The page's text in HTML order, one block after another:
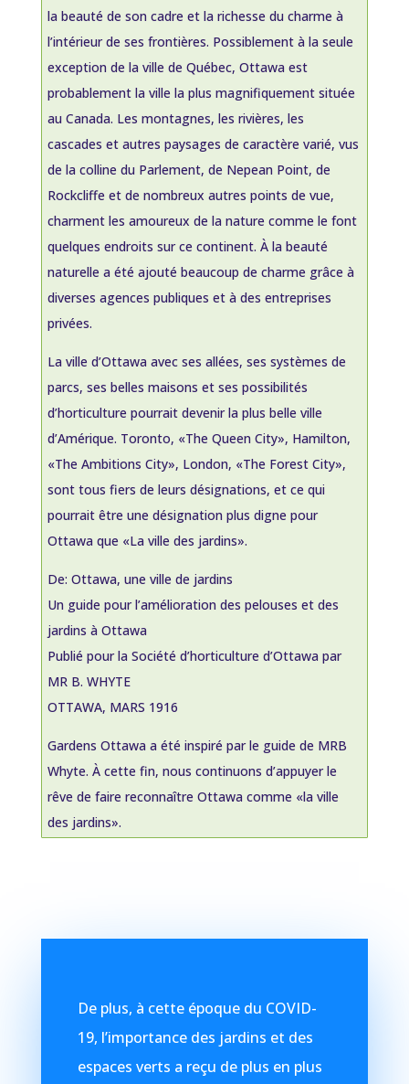
la beauté de son cadre et la richesse du charme à
l’intérieur de ses frontières. Possiblement à la seule
exception de la ville de Québec, Ottawa est
probablement la ville la plus magnifiquement située
au Canada. Les montagnes, les rivières, les
cascades et autres paysages de caractère varié, vus
de la colline du Parlement, de Nepean Point, de
Rockcliffe et de nombreux autres points de vue,
charment les amoureux de la nature comme le font
quelques endroits sur ce continent. À la beauté
naturelle a été ajouté beaucoup de charme grâce à
diverses agences publiques et à des entreprises
privées.
La ville d’Ottawa avec ses allées, ses systèmes de
parcs, ses belles maisons et ses possibilités
d’horticulture pourrait devenir la plus belle ville
d’Amérique. Toronto, «The Queen City», Hamilton,
«The Ambitions City», London, «The Forest City»,
sont tous fiers de leurs désignations, et ce qui
pourrait être une désignation plus digne pour
Ottawa que «La ville des jardins».
De: Ottawa, une ville de jardins
Un guide pour l’amélioration des pelouses et des
jardins à Ottawa
Publié pour la Société d’horticulture d’Ottawa par
MR B. WHYTE
OTTAWA, MARS 1916
Gardens Ottawa a été inspiré par le guide de MRB
Whyte. À cette fin, nous continuons d’appuyer le
rêve de faire reconnaître Ottawa comme «la ville
des jardins».
De plus, à cette époque du COVID-
19, l’importance des jardins et des
espaces verts a reçu de plus en plus